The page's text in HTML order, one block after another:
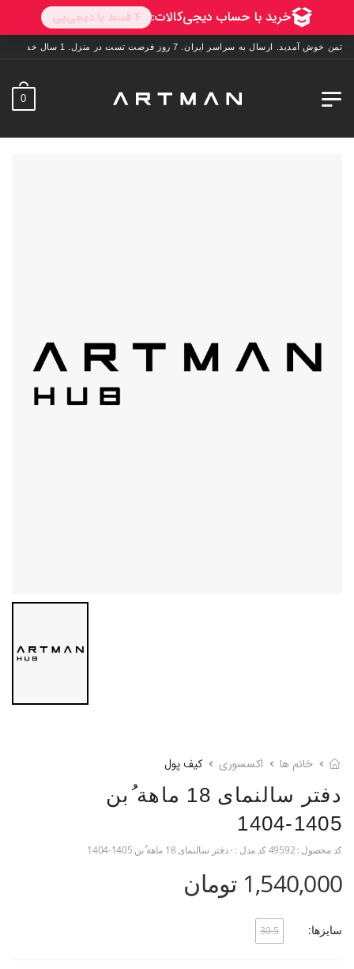
آمدید. ارسال به سراسر ایران. 7 روز فرصت تست در منزل. 1 سال خدمات پس از فروش.
0
خانم ها اکسسوری کیف پول
دفتر سالنمای 18 ماهة ُبن
1405-1404
کد محصول : 49592کد مدل :- دفتر سالنمای 18 ماهة ُبن 1405-1404
1,540,000 تومان
سایزها: 30.5